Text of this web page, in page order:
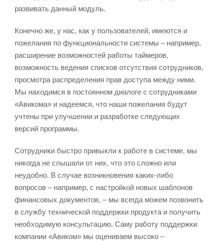
развивать данный модуль.
Конечно же, у нас, как у пользователей, имеются и
пожелания по функциональности системы – например,
расширение возможностей работы таймеров,
возможность ведения списков отсутствия сотрудников,
просмотра распределения прав доступа между ними.
Мы находимся в постоянном диалоге с сотрудниками
«Авикома» и надеемся, что наши пожелания будут
учтены при улучшении и разработке следующих
версий программы.
Сотрудники быстро привыкли к работе в системе, мы
никогда не слышали от них, что это сложно или
неудобно. В случае возникновения каких-либо
вопросов – например, с настройкой новых шаблонов
финансовых документов, – мы всегда можем позвонить
в службу технической поддержки продукта и получить
необходимую консультацию. Саму работу поддержки
компании «Авиком» мы оцениваем высоко –